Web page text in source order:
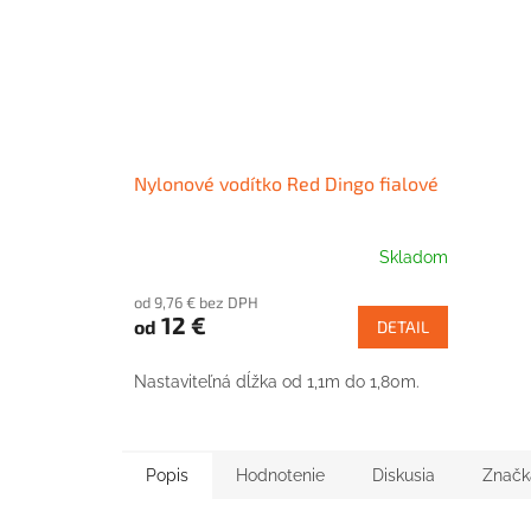
Nylonové vodítko Red Dingo fialové
Skladom
od 9,76 € bez DPH
od 12 € DETAIL
Nastaviteľná dĺžka od 1,1m do 1,80m.
Popis Hodnotenie Diskusia